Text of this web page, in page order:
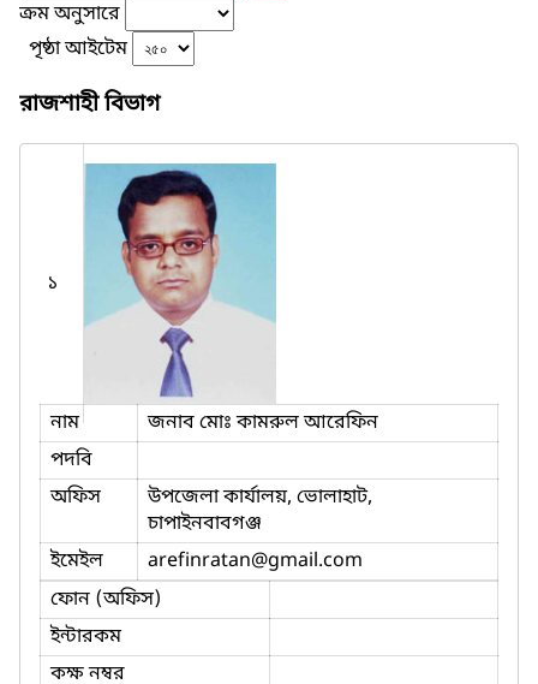
ক্রম অনুসারে
পৃষ্ঠা আইটেম
রাজশাহী বিভাগ
১
নাম
জনাব মোঃ কামরুল আরেফিন
পদবি
অফিস
উপজেলা কার্যালয়, ভোলাহাট,
চাপাইনবাবগঞ্জ
ইমেইল
arefinratan@gmail.com
ফোন (অফিস)
ইন্টারকম
কক্ষ নম্বর